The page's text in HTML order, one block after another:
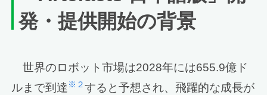
発・提供開始の背景
世界のロボット市場は2028年には655.9億ド
ルまで到達 ※２すると予想され、飛躍的な成長が